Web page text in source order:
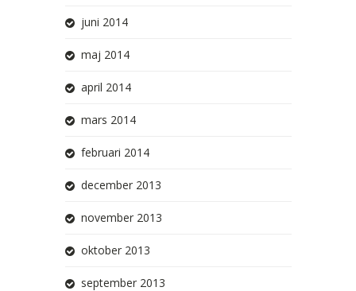
juni 2014
maj 2014
april 2014
mars 2014
februari 2014
december 2013
november 2013
oktober 2013
september 2013